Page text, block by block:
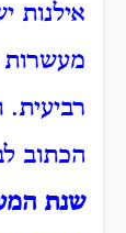
אילנות
רביעית.
הכתוב
שנת